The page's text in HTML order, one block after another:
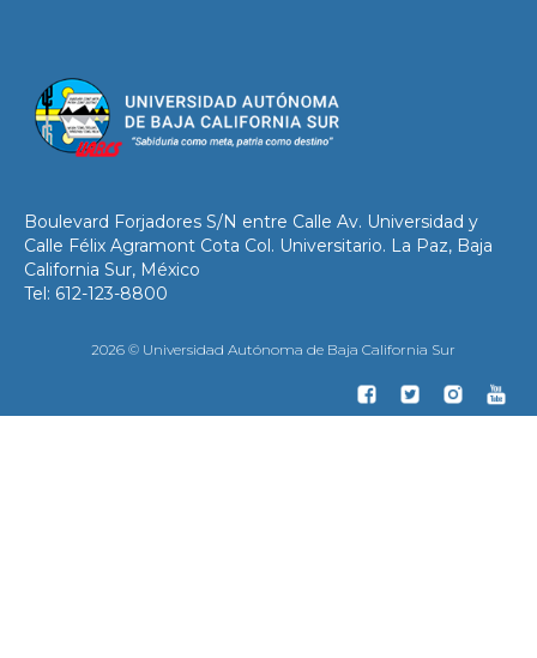
Boulevard Forjadores S/N entre Calle Av. Universidad y
Calle Félix Agramont Cota Col. Universitario. La Paz, Baja
California Sur, México
Tel: 612-123-8800
2026 © Universidad Autónoma de Baja California Sur